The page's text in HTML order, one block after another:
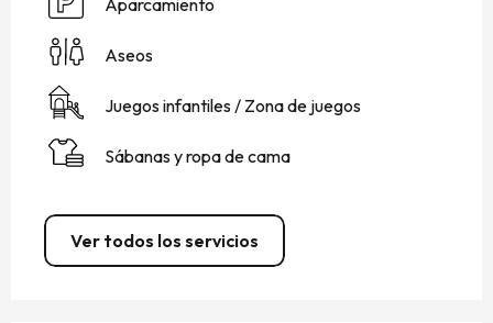
Aseos
Juegos infantiles / Zona de juegos
Sábanas y ropa de cama
Ver todos los servicios